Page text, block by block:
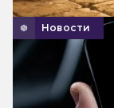
Новости